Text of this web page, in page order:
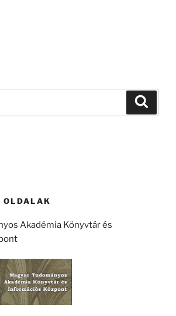
OLDALAK
Akadémia Könyvtár és